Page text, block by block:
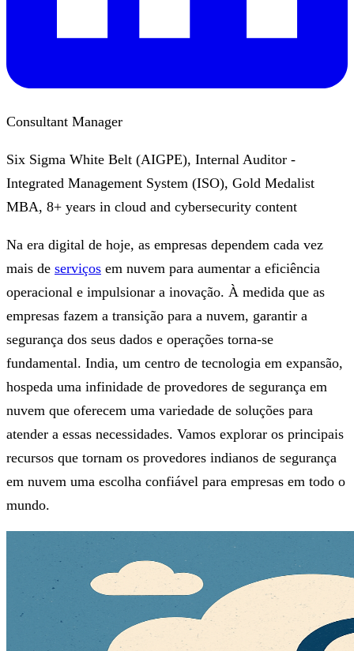
Consultant Manager
Six Sigma White Belt (AIGPE), Internal Auditor -
Integrated Management System (ISO), Gold Medalist
MBA, 8+ years in cloud and cybersecurity content
Na era digital de hoje, as empresas dependem cada vez
mais de serviços em nuvem para aumentar a eficiência
operacional e impulsionar a inovação. À medida que as
empresas fazem a transição para a nuvem, garantir a
segurança dos seus dados e operações torna-se
fundamental. India, um centro de tecnologia em expansão,
hospeda uma infinidade de provedores de segurança em
nuvem que oferecem uma variedade de soluções para
atender a essas necessidades. Vamos explorar os principais
recursos que tornam os provedores indianos de segurança
em nuvem uma escolha confiável para empresas em todo o
mundo.